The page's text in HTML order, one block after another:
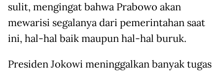
sulit, mengingat bahwa Prabowo akan
mewarisi segalanya dari pemerintahan saat
ini, hal-hal baik maupun hal-hal buruk.
Presiden Jokowi meninggalkan banyak tugas